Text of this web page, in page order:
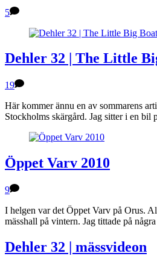
5
Dehler 32 | The Little
19
Här kommer ännu en av sommarens
Stockholms skärgård. Jag sitter i en
Öppet Varv 2010
9
I helgen var det Öppet Varv på Orus.
mässhall på vintern. Jag tittade på
Dehler 32 | mässvideon